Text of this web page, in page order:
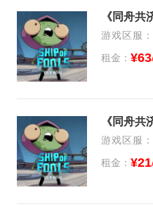
游戏区服
租金： ¥63
游戏区服
租金： ¥21